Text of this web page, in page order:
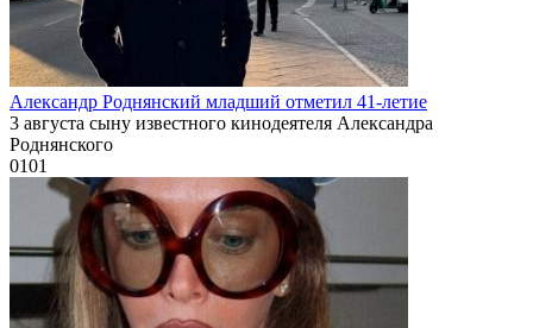
Александр Роднянский младший отметил 41-летие
3 августа сыну известного кинодеятеля Александра
Роднянского
0101